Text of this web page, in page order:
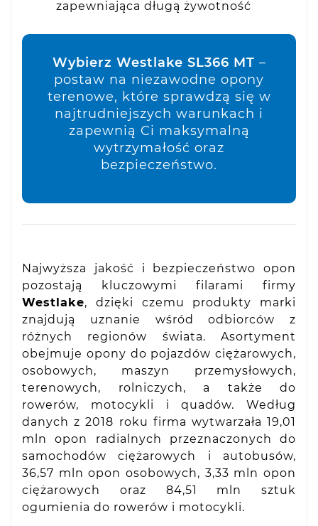
zapewniająca długą żywotność
Wybierz Westlake SL366 MT –
postaw na niezawodne opony
terenowe, które sprawdzą się w
najtrudniejszych warunkach i
zapewnią Ci maksymalną
wytrzymałość oraz
bezpieczeństwo.
Najwyższa jakość i bezpieczeństwo opon
pozostają kluczowymi filarami firmy
Westlake, dzięki czemu produkty marki
znajdują uznanie wśród odbiorców z
różnych regionów świata. Asortyment
obejmuje opony do pojazdów ciężarowych,
osobowych, maszyn przemysłowych,
terenowych, rolniczych, a także do
rowerów, motocykli i quadów. Według
danych z 2018 roku firma wytwarzała 19,01
mln opon radialnych przeznaczonych do
samochodów ciężarowych i autobusów,
36,57 mln opon osobowych, 3,33 mln opon
ciężarowych oraz 84,51 mln sztuk
ogumienia do rowerów i motocykli.